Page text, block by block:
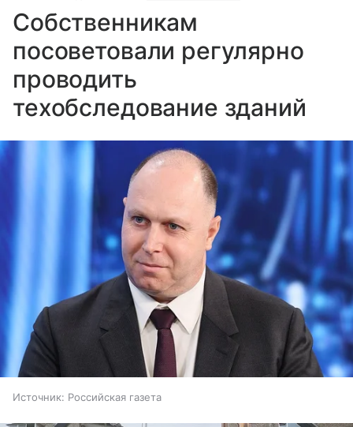
Собственникам
посоветовали регулярно
проводить
техобследование зданий
Источник: Российская газета